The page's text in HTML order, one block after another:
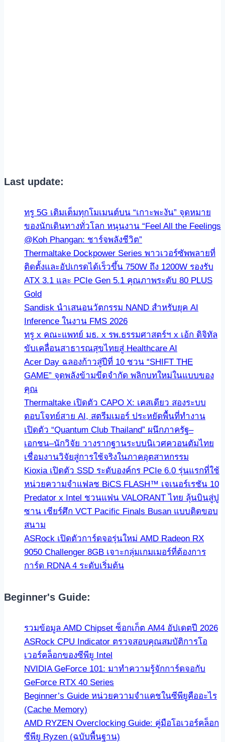
Last update:
ทรู 5G เติมเต็มทุกโมเมนต์บน “เกาะพะงัน” จุดหมาย
ของนักเดินทางทั่วโลก หนุนงาน “Feel All the Feelings
@Koh Phangan: ชาร์จพลังชีวิต”
Thermaltake Dockpower Series พาวเวอร์ซัพพลายที่
ติดตั้งและอัปเกรดได้เร็วขึ้น 750W ถึง 1200W รองรับ
ATX 3.1 และ PCIe Gen 5.1 คุณภาพระดับ 80 PLUS
Gold
Sandisk นำเสนอนวัตกรรม NAND สำหรับยุค AI
Inference ในงาน FMS 2026
ทรู x คณะแพทย์ มธ. x รพ.ธรรมศาสตร์ฯ x เอ้ก ดิจิทัล
ขับเคลื่อนสาธารณสุขไทยสู่ Healthcare AI
Acer Day ฉลองก้าวสู่ปีที่ 10 ชวน “SHIFT THE
GAME” จุดพลังข้ามขีดจำกัด พลิกบทใหม่ในแบบของ
คุณ
Thermaltake เปิดตัว CAPO X: เคสเดียว สองระบบ
ตอบโจทย์สาย AI, สตรีมเมอร์ ประหยัดพื้นที่ทำงาน
เปิดตัว “Quantum Club Thailand” ผนึกภาครัฐ–
เอกชน–นักวิจัย วางรากฐานระบบนิเวศควอนตัมไทย
เชื่อมงานวิจัยสู่การใช้จริงในภาคอุตสาหกรรม
Kioxia เปิดตัว SSD ระดับองค์กร PCIe 6.0 รุ่นแรกที่ใช้
หน่วยความจำแฟลช BiCS FLASH™ เจเนอร์เรชัน 10
Predator x Intel ชวนแฟน VALORANT ไทย ลุ้นบินสู่ปู
ซาน เชียร์ศึก VCT Pacific Finals Busan แบบติดขอบ
สนาม
ASRock เปิดตัวการ์ดจอรุ่นใหม่ AMD Radeon RX
9050 Challenger 8GB เจาะกลุ่มเกมเมอร์ที่ต้องการ
การ์ด RDNA 4 ระดับเริ่มต้น
Beginner's Guide:
รวมข้อมูล AMD Chipset ซ็อกเก็ต AM4 อัปเดตปี 2026
ASRock CPU Indicator ตรวจสอบคุณสมบัติการโอ
เวอร์คล็อกของซีพียู Intel
NVIDIA GeForce 101: มาทำความรู้จักการ์ดจอกับ
GeForce RTX 40 Series
Beginner’s Guide หน่วยความจำแคชในซีพียูคืออะไร
(Cache Memory)
AMD RYZEN Overclocking Guide: คู่มือโอเวอร์คล็อก
ซีพียู Ryzen (ฉบับพื้นฐาน)